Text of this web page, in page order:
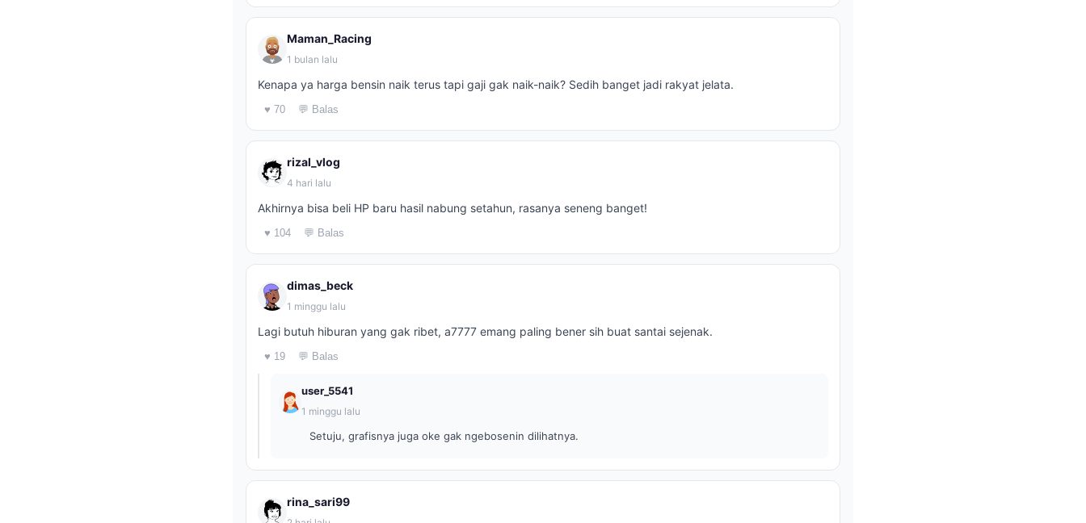
Maman_Racing
1 bulan lalu
Kenapa ya harga bensin naik terus tapi gaji gak naik-naik? Sedih banget jadi rakyat jelata.
♥ 70 💬 Balas
rizal_vlog
4 hari lalu
Akhirnya bisa beli HP baru hasil nabung setahun, rasanya seneng banget!
♥ 104 💬 Balas
dimas_beck
1 minggu lalu
Lagi butuh hiburan yang gak ribet, a7777 emang paling bener sih buat santai sejenak.
♥ 19 💬 Balas
user_5541
1 minggu lalu
Setuju, grafisnya juga oke gak ngebosenin dilihatnya.
rina_sari99